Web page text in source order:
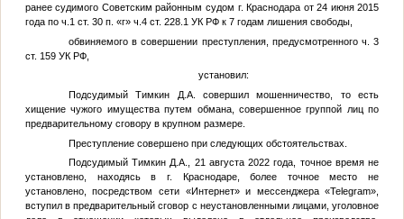
ранее судимого Советским районным судом г. Краснодара от 24 июня 2015
года по ч.1 ст. 30 п. «г» ч.4 ст. 228.1 УК РФ к 7 годам лишения свободы,
обвиняемого в совершении преступления, предусмотренного ч. 3
ст. 159 УК РФ,
установил:
ПодсудимыйТимкин Д.А.
совершил мошенничество, то есть
хищение чужого имущества путем обмана, совершенное группой лиц по
предварительному сговору в крупном размере.
Преступление совершено при следующих обстоятельствах.
ПодсудимыйТимкин Д.А.
, 21 августа 2022 года, точное время не
установлено, находясь в г. Краснодаре, более точное место не
установлено, посредством сети «Интернет» и мессенджера «Telegram»,
вступил в предварительный сговор с неустановленными лицами, уголовное